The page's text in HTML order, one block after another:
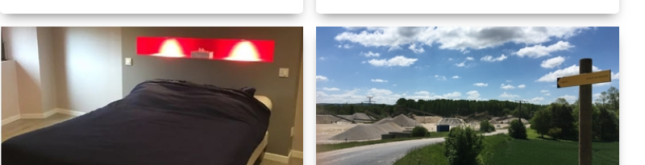
au feu de bois. Vente d'épicerie bio locale. ►
Ouverture : Du mardi au samedi : de 8h à 13h -
de 16h à 20h. Pains chauds du mardi au vendredi
à 8h et 12h. ► Possibilité de visiter le fournil sur
rendez vous.
Néolithique final ( 2500 à 2000 avant J.-C.). Les
hommes de cette époque se sont servis d’un
matériau abondant sur le territoire, le grès
cuisien formé à l’Eocène inférieur ( 53 millions
d’années avant J.-C.). Ceci explique la présence
du mégalithisme sur notre territoire. NOUVEAU
: Ce parcours est désormais disponibles sur
l'application mobile ID Vizit.